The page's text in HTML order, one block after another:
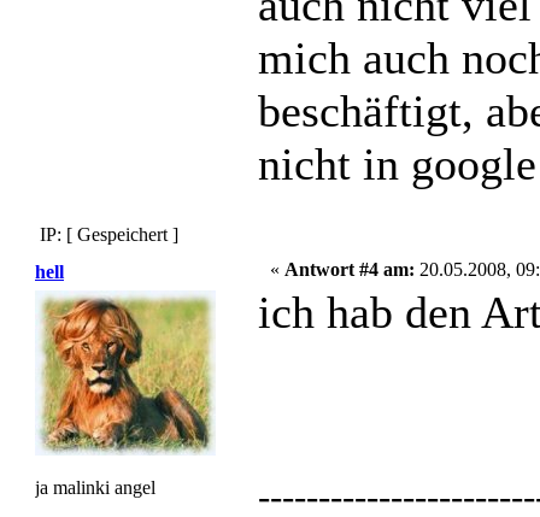
mich auch
beschäftigt,
nicht in
IP: [ Gespeichert ]
hell
ja malinki angel
« Antwort #4 am: 20.05.2008,
ich hab den